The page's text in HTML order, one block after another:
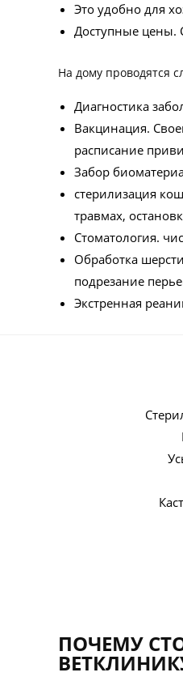
Это удобно для
Доступные цены.
На дому проводятся
Диагностика
Вакцинация.
расписание
Забор
стерилизация
травмах,
Стоматология.
Обработка
подрезание
Экстренная
ПОЧЕМУ